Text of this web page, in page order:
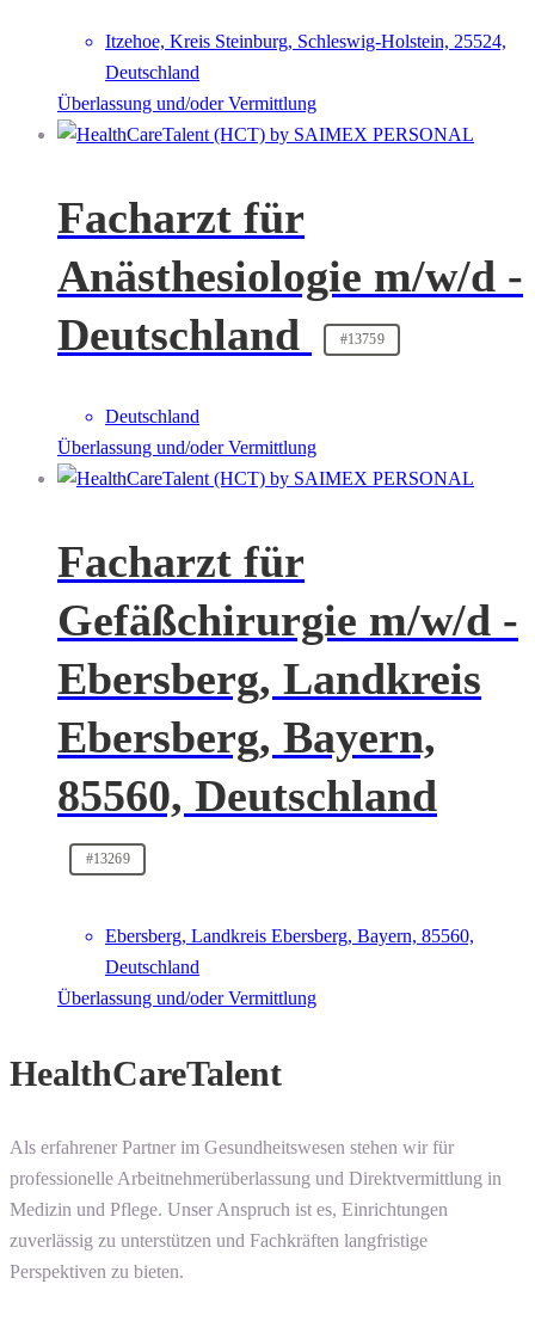
Itzehoe, Kreis Steinburg, Schleswig-Holstein, 25524,
Deutschland
Überlassung und/oder Vermittlung
Facharzt für
Anästhesiologie m/w/d -
Deutschland
#13759
Deutschland
Überlassung und/oder Vermittlung
Facharzt für
Gefäßchirurgie m/w/d -
Ebersberg, Landkreis
Ebersberg, Bayern,
85560, Deutschland
#13269
Ebersberg, Landkreis Ebersberg, Bayern, 85560,
Deutschland
Überlassung und/oder Vermittlung
HealthCareTalent
Als erfahrener Partner im Gesundheitswesen stehen wir für
professionelle Arbeitnehmerüberlassung und Direktvermittlung in
Medizin und Pflege. Unser Anspruch ist es, Einrichtungen
zuverlässig zu unterstützen und Fachkräften langfristige
Perspektiven zu bieten.